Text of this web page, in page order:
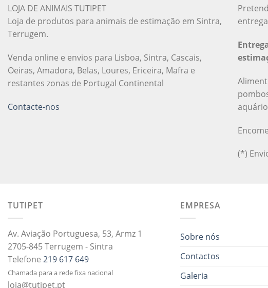
LOJA DE ANIMAIS TUTIPET
Loja de produtos para animais de estimação em Sintra,
Terrugem.
Venda online e envios para Lisboa, Sintra, Cascais,
Oeiras, Amadora, Belas, Loures, Ericeira, Mafra e
restantes zonas de Portugal Continental
Contacte-nos
(*)
TUTIPET
Av. Aviação Portuguesa, 53, Armz 1
2705-845 Terrugem - Sintra
Telefone 219 617 649
Chamada para a rede fixa nacional
loja@tutipet.pt
EMPRESA
Sobre nós
Contactos
Galeria